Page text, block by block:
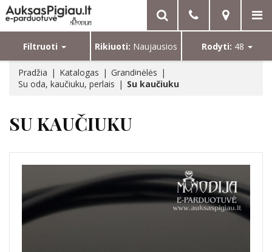
Filtruoti Rikiuoti: Naujausios Rodyti: 48
Pradžia Katalogas
Grandinėlės
Su oda, kaučiuku, perlais
Su kaučiuku
SU KAUČIUKU